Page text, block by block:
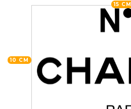
10 CM
15 CM